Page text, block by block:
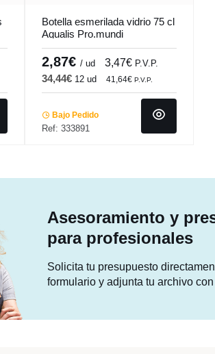
Botella esmerilada vidrio 75 cl
Aqualis Pro.mundi
2,87€ / ud 3,47€ P.V.P.
34,44€ 12 ud 41,64€ P.V.P.
Bajo Pedido
Ref: 333891
Asesoramiento y
para profesionales
Solicita tu presupuesto
formulario y adjunta tu archivo